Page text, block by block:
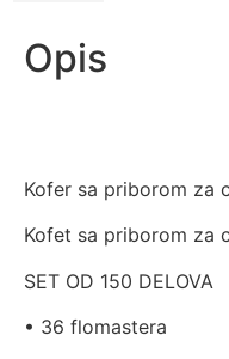
Opis
Kofer sa priborom za
Kofet sa priborom za
SET OD 150 DELOVA
• 36 flomastera